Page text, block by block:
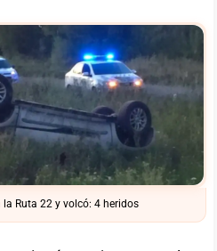
Ruta 22 y volcó: 4 heridos